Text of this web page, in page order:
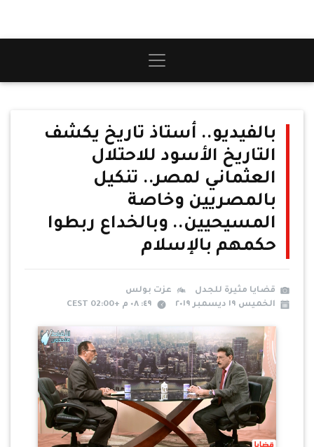
بالفيديو.. أستاذ تاريخ يكشف
التاريخ الأسود للاحتلال
العثماني لمصر.. تنكيل
بالمصريين وخاصة
المسيحيين.. وبالخداع ربطوا
حكمهم بالإسلام
قضايا مثيرة للجدل
عزت بولس
الخميس ١٩ ديسمبر ٢٠١٩
٤٩: ٠٨ م +02:00 CEST